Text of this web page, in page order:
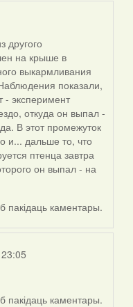
другого
на крыше в
выкармливания
показали,
- эксперимент
откуда он выпал -
В этот промежуток
и... дальше то, что
птенца завтра
он выпал - на
пакідаць каментары.
пакідаць каментары.